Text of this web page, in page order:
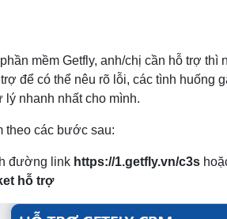
mềm Getfly, anh/chị cần hỗ trợ
để có thể nêu rõ lỗi, các tình huống
lý nhanh nhất cho mình.
theo các bước sau:
đường link https://1.getfly.vn/c3s
hỗ trợ